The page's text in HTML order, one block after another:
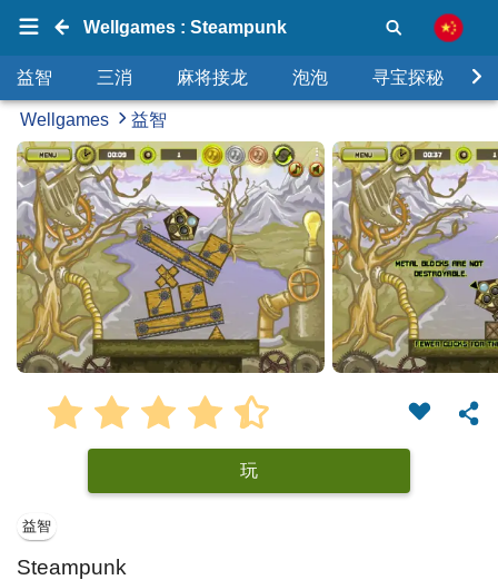
Wellgames : Steampunk
益智 三消 麻将接龙 泡泡 寻宝探秘
Wellgames 益智
玩
益智
Steampunk